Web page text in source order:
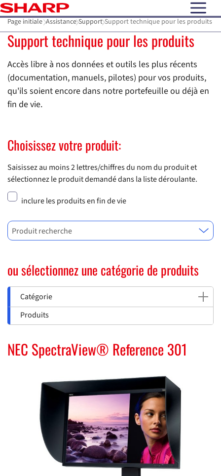
open
Page initiale Assistance Support Support technique pour les produits
Support technique pour les produits
Accès libre à nos données et outils les plus récents
(documentation, manuels, pilotes) pour vos produits,
qu'ils soient encore dans notre portefeuille ou déjà en
fin de vie.
Choisissez votre produit:
Saisissez au moins 2 lettres/chiffres du nom du produit et
sélectionnez le produit demandé dans la liste déroulante.
inclure les produits en fin de vie
Produit recherche
ou sélectionnez une catégorie de produits
Catégorie
Produits
NEC SpectraView® Reference 301